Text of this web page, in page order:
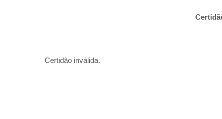
Certidão inválida.